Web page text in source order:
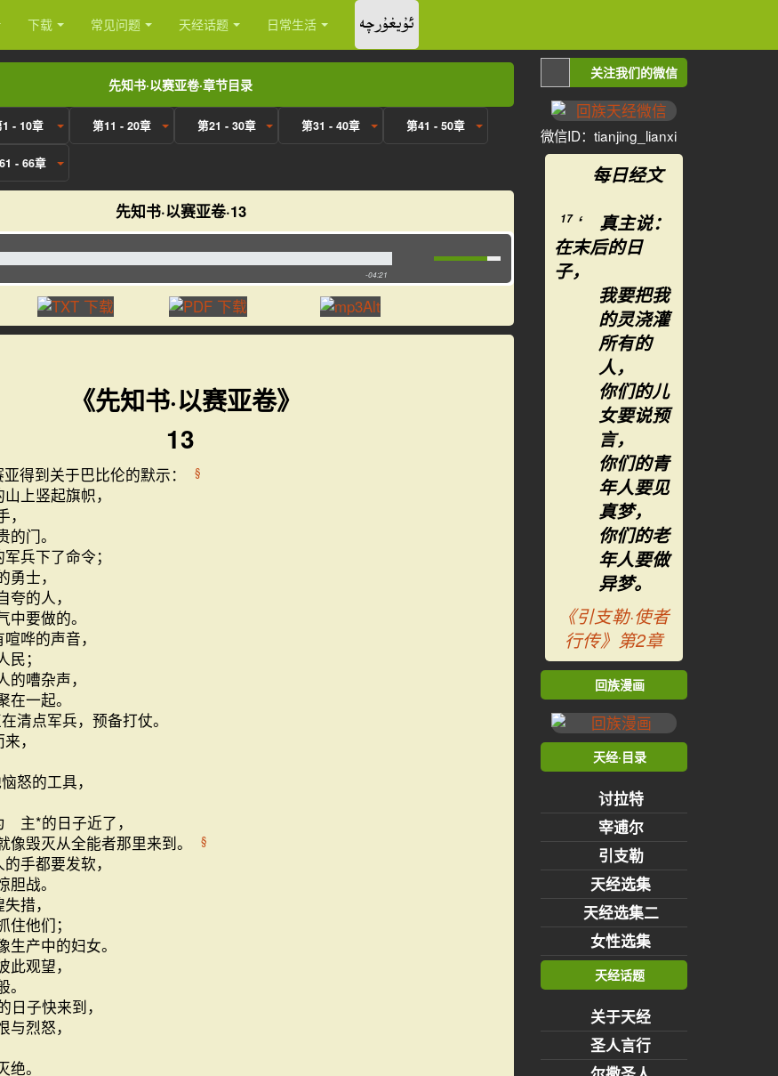
下载 常见问题 天经话题 日常生活 ئۇيغۇرچە
先知书·以赛亚卷·章节目录
1 - 10章 第11 - 20章 第21 - 30章 第31 - 40章 第41 - 50章
- 66章
先知书·以赛亚卷·13
-04:21
《先知书·以赛亚卷》
13
得到关于巴比伦的默示： §
上竖起旗帜，
门。
兵下了命令；
士，
的人，
要做的。
哗的声音，
；
的嘈杂声，
一起。
清点军兵，预备打仗。
，
怒的工具，
主*的日子近了，
像毁灭从全能者那里来到。
§
手都要发软，
战。
措，
他们；
产中的妇女。
观望，
子快来到，
烈怒，
。
关注我们的微信
微信ID：tianjing_lianxi
每日经文
17 ‘ 真主说：
在末后的日
子，
我要把我
的灵浇灌
所有的
人，
你们的儿
女要说预
言，
你们的青
年人要见
真梦，
你们的老
年人要做
异梦。
《引支勒·使者
行传》第2章
回族漫画
天经·目录
讨拉特
宰逋尔
引支勒
天经选集
天经选集二
女性选集
天经话题
关于天经
圣人言行